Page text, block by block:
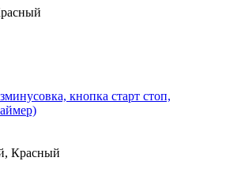
кнопка старт стоп,
Красный